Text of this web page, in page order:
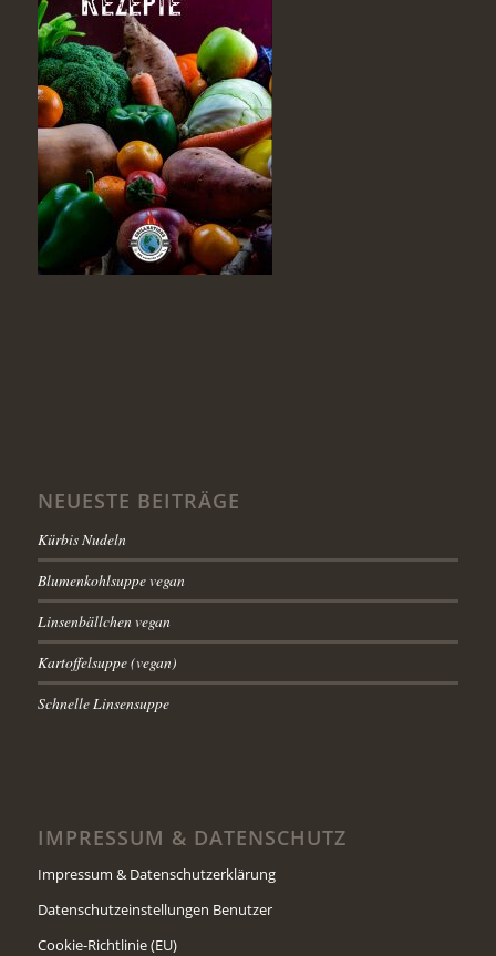
NEUESTE BEITRÄGE
Kürbis Nudeln
Blumenkohlsuppe vegan
Linsenbällchen vegan
Kartoffelsuppe (vegan)
Schnelle Linsensuppe
IMPRESSUM & DATENSCHUTZ
Impressum & Datenschutzerklärung
Datenschutzeinstellungen Benutzer
Cookie-Richtlinie (EU)